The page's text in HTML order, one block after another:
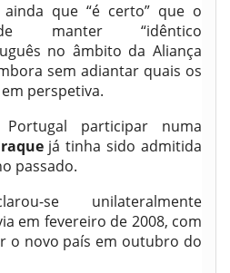
que “é certo” que o
manter “idêntico
no âmbito da Aliança
sem adiantar quais os
perspetiva.
participar numa
já tinha sido admitida
passado.
se unilateralmente
em fevereiro de 2008, com
o novo país em outubro do